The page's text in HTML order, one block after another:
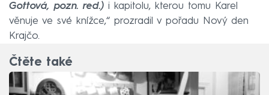
Gottová, pozn. red.) i kapitolu, kterou tomu Karel
věnuje ve své knížce,“ prozradil v pořadu Nový den
Krajčo.
Čtěte také